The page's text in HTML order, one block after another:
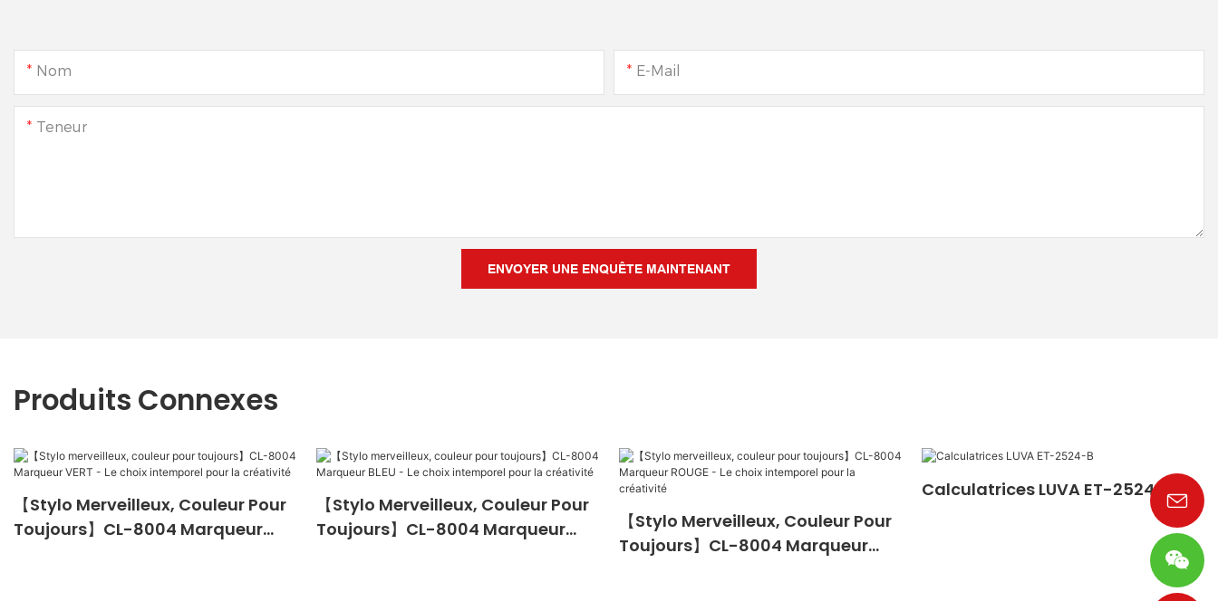
Nom E-Mail
Teneur
ENVOYER UNE ENQUÊTE MAINTENANT
Produits Connexes
【Stylo Merveilleux, Couleur Pour
Toujours】CL-8004 Marqueur
【Stylo Merveilleux, Couleur Pour
Toujours】CL-8004 Marqueur
【Stylo Merveilleux, Couleur Pour
Toujours】CL-8004 Marqueur
Calculatrices LUVA ET-2524-B